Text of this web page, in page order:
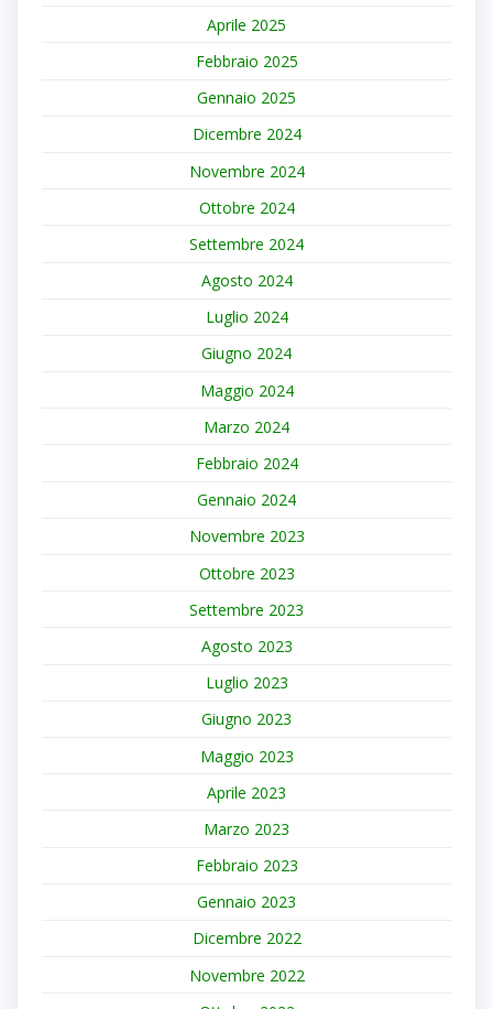
Aprile 2025
Febbraio 2025
Gennaio 2025
Dicembre 2024
Novembre 2024
Ottobre 2024
Settembre 2024
Agosto 2024
Luglio 2024
Giugno 2024
Maggio 2024
Marzo 2024
Febbraio 2024
Gennaio 2024
Novembre 2023
Ottobre 2023
Settembre 2023
Agosto 2023
Luglio 2023
Giugno 2023
Maggio 2023
Aprile 2023
Marzo 2023
Febbraio 2023
Gennaio 2023
Dicembre 2022
Novembre 2022